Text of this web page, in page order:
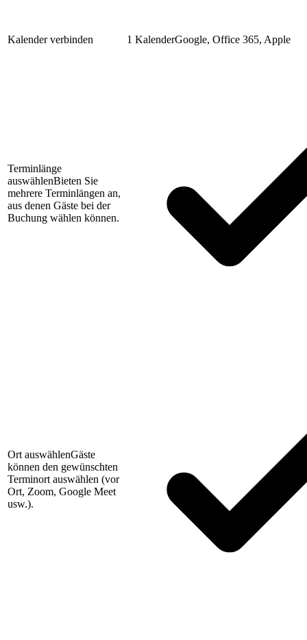
Kalender verbinden 1 KalenderGoogle, Office 365, Apple
Terminlänge
auswählenBieten Sie
mehrere Terminlängen an,
aus denen Gäste bei der
Buchung wählen können.
Ort auswählenGäste
können den gewünschten
Terminort auswählen (vor
Ort, Zoom, Google Meet
usw.).